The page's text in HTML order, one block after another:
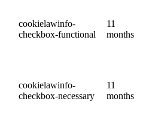
cookielawinfo-
checkbox-functional
11
months
cookielawinfo-
checkbox-necessary
11
months